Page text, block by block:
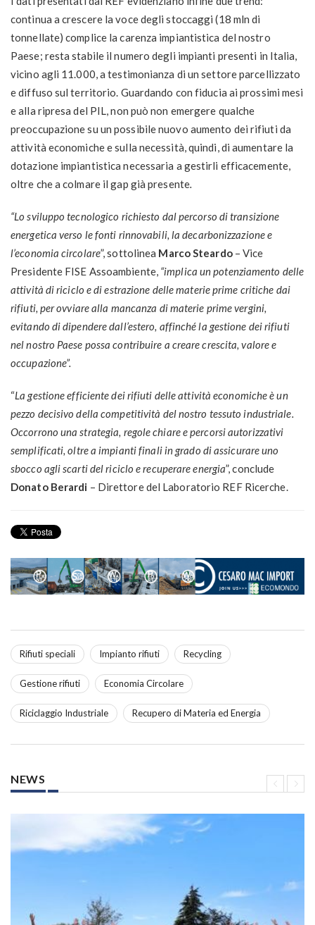
continua a crescere la voce degli stoccaggi (18 mln di
tonnellate) complice la carenza impiantistica del nostro
Paese; resta stabile il numero degli impianti presenti in Italia,
vicino agli 11.000, a testimonianza di un settore parcellizzato
e diffuso sul territorio. Guardando con fiducia ai prossimi mesi
e alla ripresa del PIL, non può non emergere qualche
preoccupazione su un possibile nuovo aumento dei rifiuti da
attività economiche e sulla necessità, quindi, di aumentare la
dotazione impiantistica necessaria a gestirli efficacemente,
oltre che a colmare il gap già presente.
“Lo sviluppo tecnologico richiesto dal percorso di transizione
energetica verso le fonti rinnovabili, la decarbonizzazione e
l’economia circolare”, sottolinea Marco Steardo– Vice
Presidente FISE Assoambiente,“implica un potenziamento delle
attività di riciclo e di estrazione delle materie prime critiche dai
rifiuti, per ovviare alla mancanza di materie prime vergini,
evitando di dipendere dall’estero, affinché la gestione dei rifiuti
nel nostro Paese possa contribuire a creare crescita, valore e
occupazione”.
“La gestione efficiente dei rifiuti delle attività economiche è un
pezzo decisivo della competitività del nostro tessuto industriale.
Occorrono una strategia, regole chiare e percorsi autorizzativi
semplificati, oltre a impianti finali in grado di assicurare uno
sbocco agli scarti del riciclo e recuperare energia”, conclude
Donato Berardi – Direttore del Laboratorio REF Ricerche.
Rifiuti speciali Impianto rifiuti Recycling
Gestione rifiuti Economia Circolare
Riciclaggio Industriale Recupero di Materia ed Energia
NEWS